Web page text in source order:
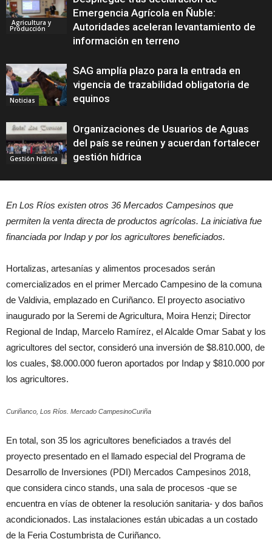
Agricultura y
Producción
Emergencia Agrícola en Ñuble:
Autoridades aceleran levantamiento de
información en terreno
Noticias
SAG amplía plazo para la entrada en
vigencia de trazabilidad obligatoria de
equinos
Gestión hídrica
Organizaciones de Usuarios de Aguas
del país se reúnen y acuerdan fortalecer
gestión hídrica
En Los Ríos existen otros 36 Mercados Campesinos que
permiten la venta directa de productos agrícolas. La iniciativa fue
financiada por Indap y por los agricultores beneficiados.
Hortalizas, artesanías y alimentos procesados serán
comercializados en el primer Mercado Campesino de la comuna
de Valdivia, emplazado en Curiñanco. El proyecto asociativo
inaugurado por la Seremi de Agricultura, Moira Henzi; Director
Regional de Indap, Marcelo Ramírez, el Alcalde Omar Sabat y los
agricultores del sector, consideró una inversión de $8.810.000, de
los cuales, $8.000.000 fueron aportados por Indap y $810.000 por
los agricultores.
Curiñanco, Los Ríos. Mercado CampesinoCuriña
En total, son 35 los agricultores beneficiados a través del
proyecto presentado en el llamado especial del Programa de
Desarrollo de Inversiones (PDI) Mercados Campesinos 2018,
que considera cinco stands, una sala de procesos -que se
encuentra en vías de obtener la resolución sanitaria- y dos baños
acondicionados. Las instalaciones están ubicadas a un costado
de la Feria Costumbrista de Curiñanco.